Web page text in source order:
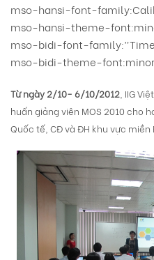
mso-hansi-font-
mso-hansi-theme-
mso-bidi-font-
mso-bidi-theme-
Từ ngày 2/10- 6/10/2012, IIG
huấn giảng viên MOS 2010 cho
Quốc tế, CĐ và ĐH khu vực miền